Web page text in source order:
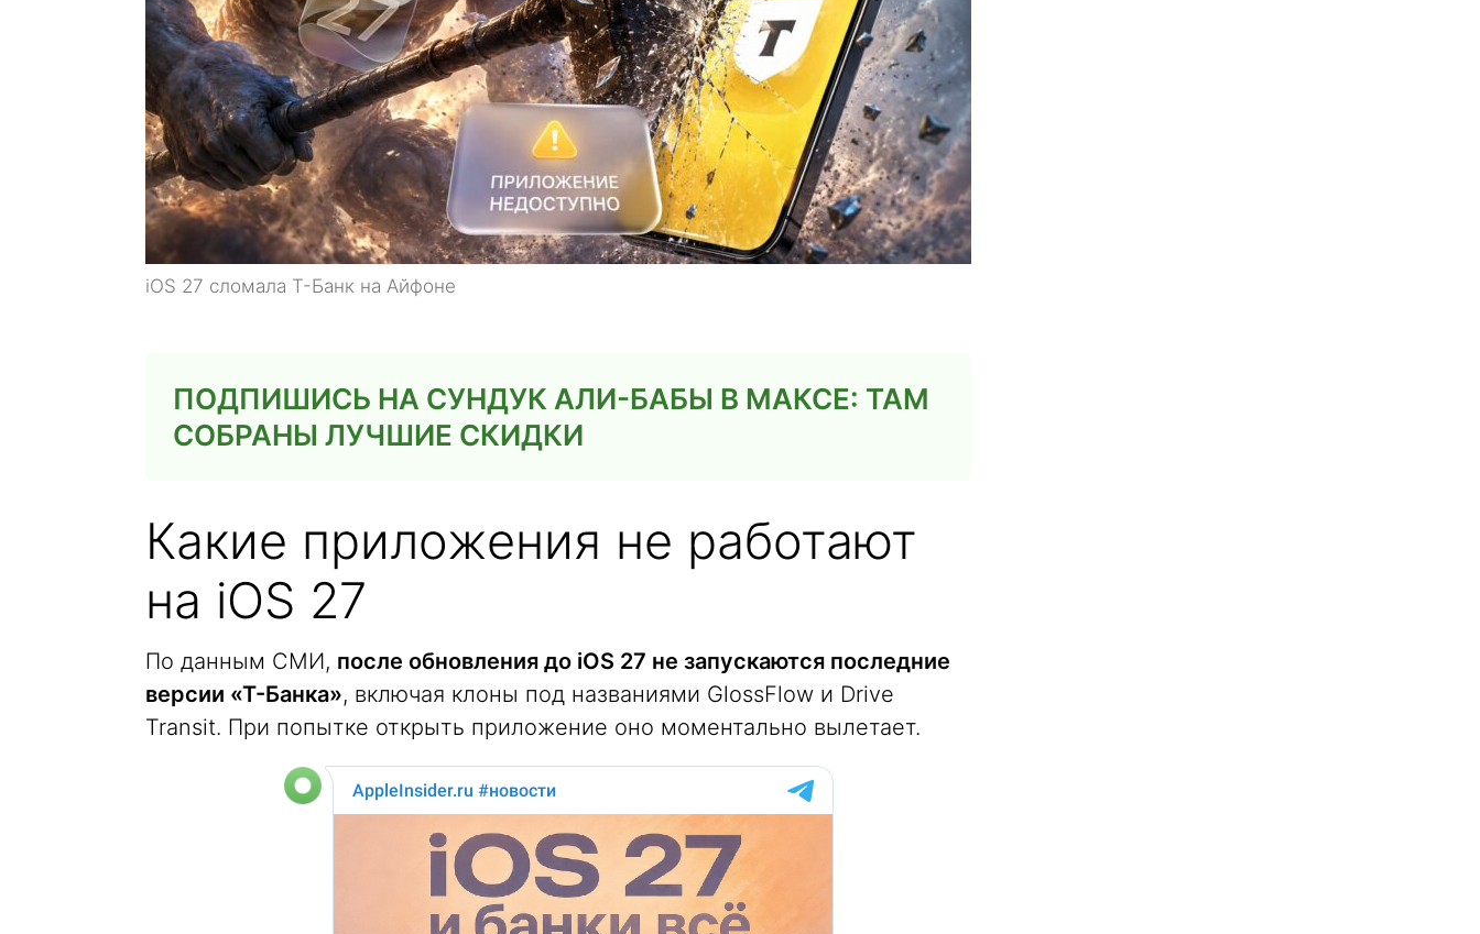
iOS 27 сломала Т-Банк на Айфоне
ПОДПИШИСЬ НА СУНДУК АЛИ-БАБЫ В МАКСЕ: ТАМ
СОБРАНЫ ЛУЧШИЕ СКИДКИ
Какие приложения не работают
на iOS 27
По данным СМИ, после обновления до iOS 27 не запускаются последние
версии «Т-Банка», включая клоны под названиями GlossFlow и Drive
Transit. При попытке открыть приложение оно моментально вылетает.